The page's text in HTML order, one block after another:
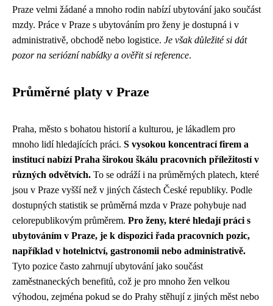
Praze velmi žádané a mnoho rodin nabízí ubytování jako součást
mzdy. Práce v Praze s ubytováním pro ženy je dostupná i v
administrativě, obchodě nebo logistice. Je však důležité si dát
pozor na seriózní nabídky a ověřit si reference.
Průměrné platy v Praze
Praha, město s bohatou historií a kulturou, je lákadlem pro
mnoho lidí hledajících práci. S vysokou koncentrací firem a
institucí nabízí Praha širokou škálu pracovních příležitostí v
různých odvětvích. To se odráží i na průměrných platech, které
jsou v Praze vyšší než v jiných částech České republiky. Podle
dostupných statistik se průměrná mzda v Praze pohybuje nad
celorepublikovým průměrem. Pro ženy, které hledají práci s
ubytováním v Praze, je k dispozici řada pracovních pozic,
například v hotelnictví, gastronomii nebo administrativě.
Tyto pozice často zahrnují ubytování jako součást
zaměstnaneckých benefitů, což je pro mnoho žen velkou
výhodou, zejména pokud se do Prahy stěhují z jiných měst nebo